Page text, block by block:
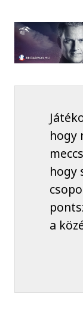
hogy
hogy
a